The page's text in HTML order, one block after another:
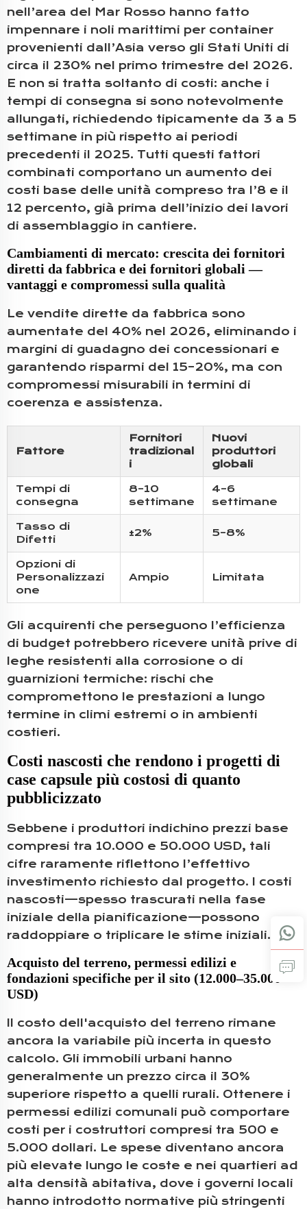
nell’area del Mar Rosso hanno fatto
impennare i noli marittimi per container
provenienti dall’Asia verso gli Stati Uniti di
circa il 230% nel primo trimestre del 2026.
E non si tratta soltanto di costi: anche i
tempi di consegna si sono notevolmente
allungati, richiedendo tipicamente da 3 a 5
settimane in più rispetto ai periodi
precedenti il 2025. Tutti questi fattori
combinati comportano un aumento dei
costi base delle unità compreso tra l’8 e il
12 percento, già prima dell’inizio dei lavori
di assemblaggio in cantiere.
Cambiamenti di mercato: crescita dei fornitori
diretti da fabbrica e dei fornitori globali —
vantaggi e compromessi sulla qualità
Le vendite dirette da fabbrica sono
aumentate del 40% nel 2026, eliminando i
margini di guadagno dei concessionari e
garantendo risparmi del 15–20%, ma con
compromessi misurabili in termini di
coerenza e assistenza.
Fattore
Fornitori
tradizional
i
Nuovi
produttori
globali
Tempi di
consegna
8–10
settimane
4–6
settimane
Tasso di
Difetti
±2% 5–8%
Opzioni di
Personalizzazi
one
Ampio Limitata
Gli acquirenti che perseguono l’efficienza
di budget potrebbero ricevere unità prive di
leghe resistenti alla corrosione o di
guarnizioni termiche: rischi che
compromettono le prestazioni a lungo
termine in climi estremi o in ambienti
costieri.
Costi nascosti che rendono i progetti di
case capsule più costosi di quanto
pubblicizzato
Sebbene i produttori indichino prezzi base
compresi tra 10.000 e 50.000 USD, tali
cifre raramente riflettono l’effettivo
investimento richiesto dal progetto. I costi
nascosti—spesso trascurati nella fase
iniziale della pianificazione—possono
raddoppiare o triplicare le stime iniziali.
Acquisto del terreno, permessi edilizi e
fondazioni specifiche per il sito (12.000–35.000
USD)
Il costo dell'acquisto del terreno rimane
ancora la variabile più incerta in questo
calcolo. Gli immobili urbani hanno
generalmente un prezzo circa il 30%
superiore rispetto a quelli rurali. Ottenere i
permessi edilizi comunali può comportare
costi per i costruttori compresi tra 500 e
5.000 dollari. Le spese diventano ancora
più elevate lungo le coste e nei quartieri ad
alta densità abitativa, dove i governi locali
hanno introdotto normative più stringenti